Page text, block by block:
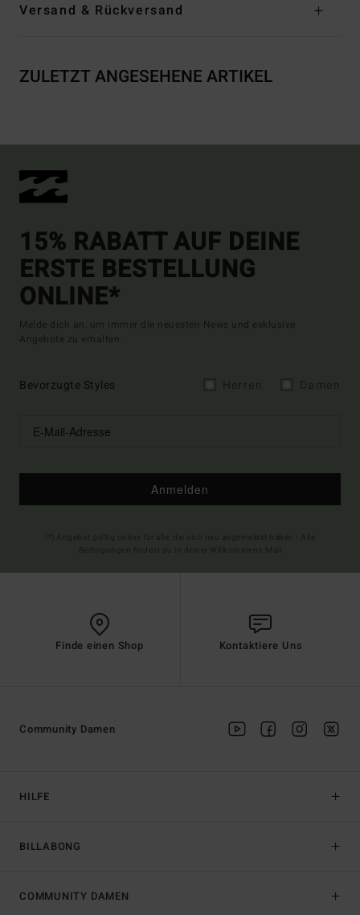
Versand & Rückversand
ZULETZT ANGESEHENE ARTIKEL
15% RABATT AUF DEINE
ERSTE BESTELLUNG
ONLINE*
Melde dich an, um immer die neuesten News und exklusive
Angebote zu erhalten.
Bevorzugte Styles
Anmelden
Finde einen Shop Kontaktiere Uns
HILFE
BILLABONG
Community Damen
COMMUNITY DAMEN